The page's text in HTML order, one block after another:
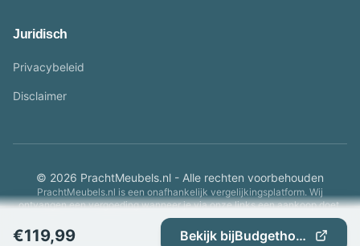
€119,99 Bekijk bij Budgethomestore
Juridisch
Privacybeleid
Disclaimer
© 2026 PrachtMeubels.nl - Alle rechten voorbehouden
PrachtMeubels.nl is een onafhankelijk vergelijkingsplatform. Wij
ontvangen een vergoeding wanneer je via onze links een aankoop doet.